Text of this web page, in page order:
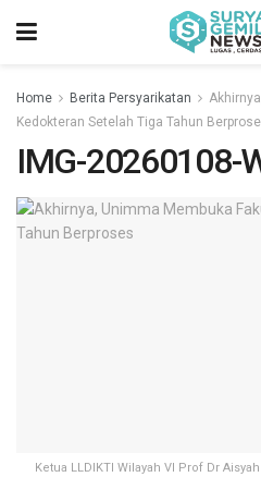
Home Berita Persyarikatan
Kedokteran Setelah Tiga Tahun
IMG-20260108-
Ketua LLDIKTI Wilayah VI Prof Dr